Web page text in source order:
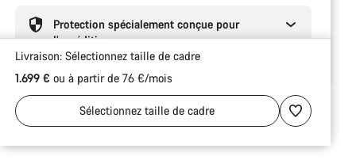
Protection spécialement conçue pour
l’expédition
Livraison: Sélectionnez taille de cadre
1.699 € ou à partir de 76 €/mois
Sélectionneztaille de cadre